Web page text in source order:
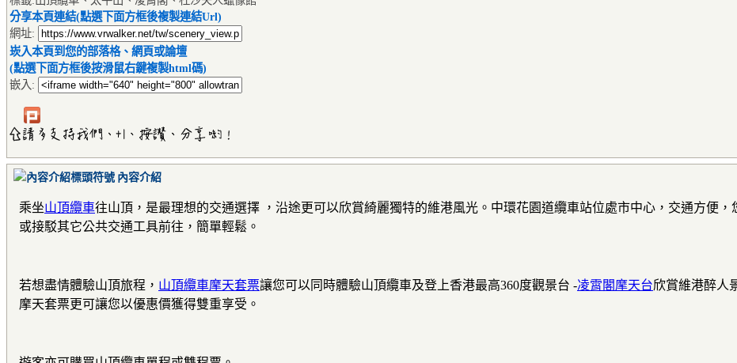
分享本頁連結(點選下面方框後複製連結Url)
網址:
崁入本頁到您的部落格、網頁或論壇
(點選下面方框後按滑鼠右鍵複製html碼)
嵌入:
內容介紹
乘坐山頂纜車往山頂，是最理想的交通選擇 ，沿途更可以欣賞綺麗獨特的維港風光。中環花園道纜車站位處市中心，交通方便
或接駁其它公共交通工具前往，簡單輕鬆。
若想盡情體驗山頂旅程， 山頂纜車摩天套票讓您可以同時體驗山頂纜車及登上香港最高360度觀景台 -凌霄閣摩天台欣賞維港醉人
摩天套票更可讓您以優惠價獲得雙重享受。